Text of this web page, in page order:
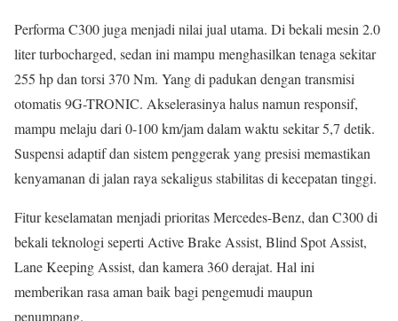
Performa C300 juga menjadi nilai jual utama. Di bekali mesin 2.0
liter turbocharged, sedan ini mampu menghasilkan tenaga sekitar
255 hp dan torsi 370 Nm. Yang di padukan dengan transmisi
otomatis 9G-TRONIC. Akselerasinya halus namun responsif,
mampu melaju dari 0-100 km/jam dalam waktu sekitar 5,7 detik.
Suspensi adaptif dan sistem penggerak yang presisi memastikan
kenyamanan di jalan raya sekaligus stabilitas di kecepatan tinggi.
Fitur keselamatan menjadi prioritas Mercedes-Benz, dan C300 di
bekali teknologi seperti Active Brake Assist, Blind Spot Assist,
Lane Keeping Assist, dan kamera 360 derajat. Hal ini
memberikan rasa aman baik bagi pengemudi maupun
penumpang.